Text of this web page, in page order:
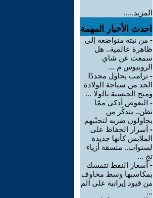
المزيد.....
احدث الأخبار المهمة
- من نبتة متواضعة إلى
ظاهرة عالمية.. هل
سمعت عن شاي
الروبيوس م ...
- ترامب يحاول مجددًا
الحد من سياحة الولادة
ومنح الجنسية بالولا ...
- البعوض أذكى ممّا
تظن.. يتذكّر من
يحاولون ضربه لتجنّبهم
- أسرار الحفاظ على
الملابس كأنها جديدة
لسنوات.. منسقة أزياء
تج ...
- أسعار النفط تتمسك
بمكاسبها وسط مخاوف
من قيود إيرانية على الم
...